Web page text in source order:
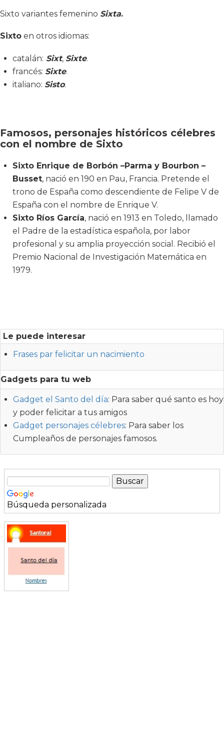
Sixto variantes femenino Sixta.
Sixto en otros idiomas:
catalán: Sixt, Sixte.
francés: Sixte.
italiano: Sisto.
Famosos, personajes históricos célebres
con el nombre de Sixto
Sixto Enrique de Borbón –Parma y Bourbon –
Busset, nació en 190 en Pau, Francia. Pretende el
trono de España como descendiente de Felipe V de
España con el nombre de Enrique V.
Sixto Ríos García, nació en 1913 en Toledo, llamado
el Padre de la estadística española, por labor
profesional y su amplia proyección social. Recibió el
Premio Nacional de Investigación Matemática en
1979.
Le puede interesar
Frases par felicitar un nacimiento
Gadgets para tu web
Gadget el Santo del día: Para saber qué santo es hoy
y poder felicitar a tus amigos
Gadget personajes célebres: Para saber los
Cumpleaños de personajes famosos.
Búsqueda personalizada